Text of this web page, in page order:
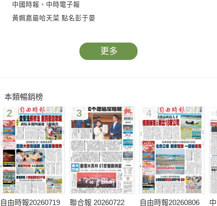
中國時報、中時電子報
黃姵嘉最哈天菜 點名彭于晏
更多
本類暢銷榜
2
自由時報20260719
3
聯合報 20260722
4
自由時報20260806